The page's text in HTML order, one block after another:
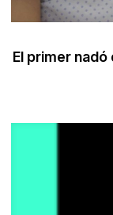
El primer nadó